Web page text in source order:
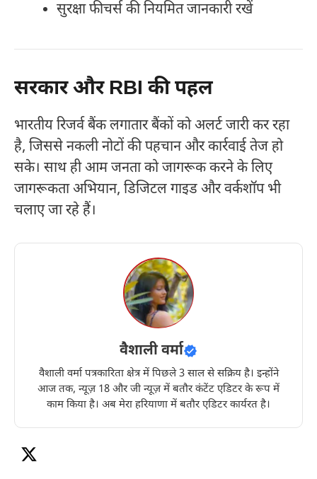
सुरक्षा फीचर्स की नियमित जानकारी रखें
सरकार और RBI की पहल
भारतीय रिजर्व बैंक लगातार बैंकों को अलर्ट जारी कर रहा
है, जिससे नकली नोटों की पहचान और कार्रवाई तेज हो
सके। साथ ही आम जनता को जागरूक करने के लिए
जागरूकता अभियान, डिजिटल गाइड और वर्कशॉप भी
चलाए जा रहे हैं।
वैशाली वर्मा
वैशाली वर्मा पत्रकारिता क्षेत्र में पिछले 3 साल से सक्रिय है। इन्होंने
आज तक, न्यूज़ 18 और जी न्यूज़ में बतौर कंटेंट एडिटर के रूप में
काम किया है। अब मेरा हरियाणा में बतौर एडिटर कार्यरत है।